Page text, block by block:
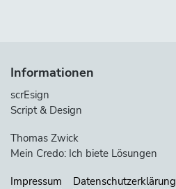
Informationen
scrEsign
Script & Design
Thomas Zwick
Mein Credo: Ich biete Lösungen
Impressum
Datenschutzerklärung